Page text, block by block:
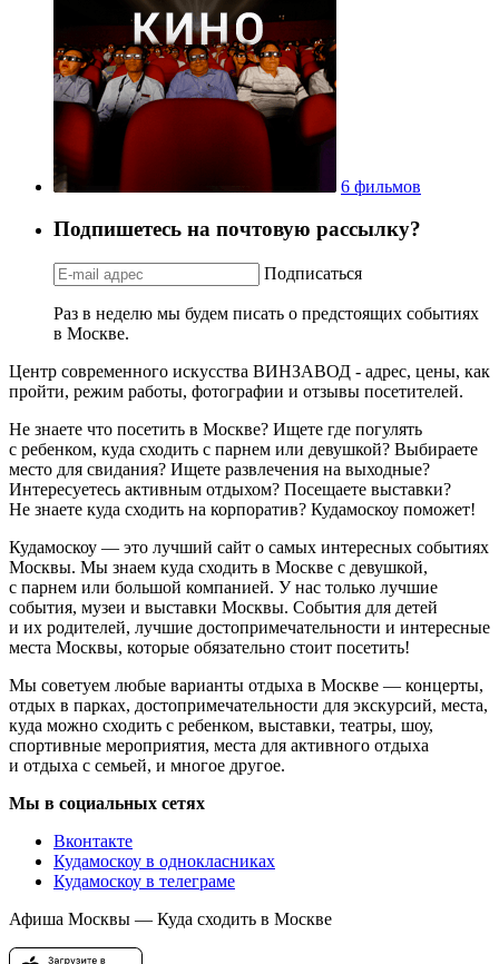
6 фильмов
Подпишетесь на почтовую рассылку?
Подписаться
Раз в неделю мы будем писать о предстоящих событиях
в Москве.
Центр современного искусства ВИНЗАВОД - адрес, цены, как
пройти, режим работы, фотографии и отзывы посетителей.
Не знаете что посетить в Москве? Ищете где погулять
с ребенком, куда сходить с парнем или девушкой? Выбираете
место для свидания? Ищете развлечения на выходные?
Интересуетесь активным отдыхом? Посещаете выставки?
Не знаете куда сходить на корпоратив? Кудамоскоу поможет!
Кудамоскоу — это лучший сайт о самых интересных событиях
Москвы. Мы знаем куда сходить в Москве с девушкой,
с парнем или большой компанией. У нас только лучшие
события, музеи и выставки Москвы. События для детей
и их родителей, лучшие достопримечательности и интересные
места Москвы, которые обязательно стоит посетить!
Мы советуем любые варианты отдыха в Москве — концерты,
отдых в парках, достопримечательности для экскурсий, места,
куда можно сходить с ребенком, выставки, театры, шоу,
спортивные мероприятия, места для активного отдыха
и отдыха с семьей, и многое другое.
Мы в социальных сетях
Вконтакте
Кудамоскоу в однокласниках
Кудамоскоу в телеграме
Афиша Москвы — Куда сходить в Москве